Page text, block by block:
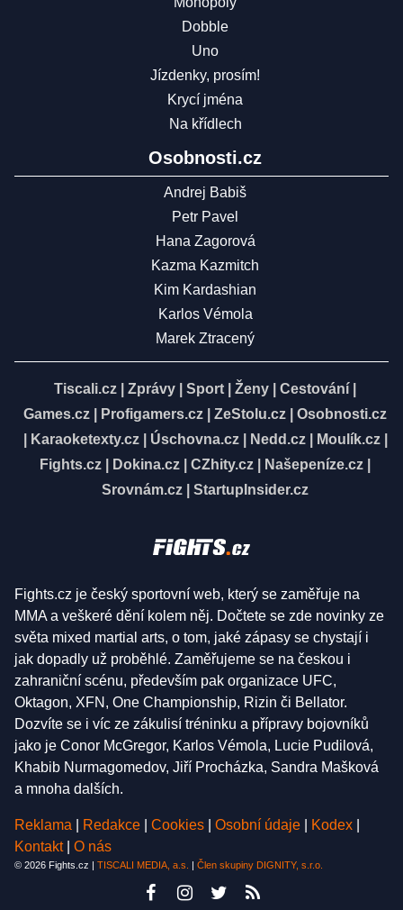
Dobble
Uno
Jízdenky, prosím!
Krycí jména
Na křídlech
Osobnosti.cz
Andrej Babiš
Petr Pavel
Hana Zagorová
Kazma Kazmitch
Kim Kardashian
Karlos Vémola
Marek Ztracený
Tiscali.cz Zprávy Sport Ženy Cestování
Games.cz
Profigamers.cz ZeStolu.cz
Osobnosti.cz
Karaoketexty.cz| Úschovna.cz| Nedd.cz| Moulík.cz|
Fights.cz
Dokina.cz CZhity.cz Našepeníze.cz
Srovnám.cz
StartupInsider.cz
Fights.cz je český sportovní web, který se zaměřuje na
MMA a veškeré dění kolem něj. Dočtete se zde novinky ze
světa mixed martial arts, o tom, jaké zápasy se chystají i
jak dopadly už proběhlé. Zaměřujeme se na českou i
zahraniční scénu, především pak organizace UFC,
Oktagon, XFN, One Championship, Rizin či Bellator.
Dozvíte se i víc ze zákulisí tréninku a přípravy bojovníků
jako je Conor McGregor, Karlos Vémola, Lucie Pudilová,
Khabib Nurmagomedov, Jiří Procházka, Sandra Mašková
a mnoha dalších.
Reklama Redakce Cookies Osobní údaje Kodex
Kontakt
O nás
© 2026 Fights.cz | TISCALI MEDIA, a.s. Člen skupiny DIGNITY, s.r.o.